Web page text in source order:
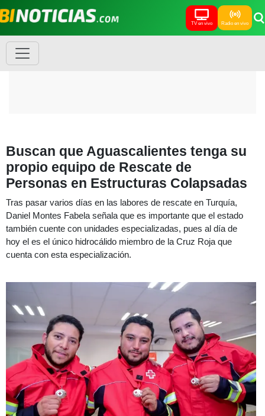
TV en vivo Radio en vivo
Buscan que Aguascalientes tenga su
propio equipo de Rescate de
Personas en Estructuras Colapsadas
Tras pasar varios días en las labores de rescate en Turquía,
Daniel Montes Fabela señala que es importante que el estado
también cuente con unidades especializadas, pues al día de
hoy el es el único hidrocálido miembro de la Cruz Roja que
cuenta con esta especialización.